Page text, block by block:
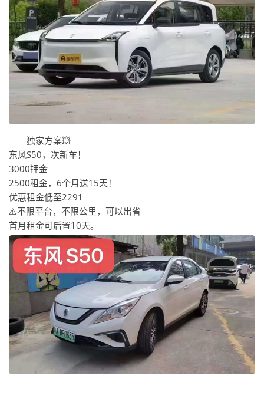
独家方案💥
东风S50，次新车！
3000押金
2500租金，6个月送15天！
优惠租金低至2291
⚠️不限平台，不限公里，可以出省
首月租金可后置10天。